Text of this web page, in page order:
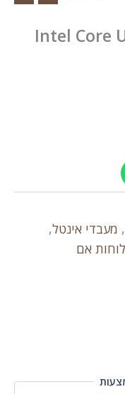
Intel Core
, מעבדי אינטל,
אם